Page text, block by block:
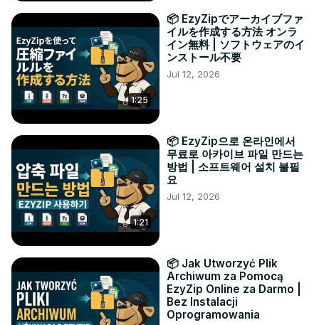
1:25
📦 EzyZipでアーカイブファ
イルを作成する方法 オンラ
イン無料 | ソフトウェアのイ
ンストール不要
Jul 12, 2026
1:21
📦 EzyZip으로 온라인에서
무료로 아카이브 파일 만드는
방법 | 소프트웨어 설치 불필
요
Jul 12, 2026
📦 Jak Utworzyć Plik
Archiwum za Pomocą
EzyZip Online za Darmo |
Bez Instalacji
Oprogramowania